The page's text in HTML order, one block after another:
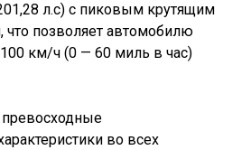
л.с) с пиковым крутящим
позволяет автомобилю
100 км/ч (0 — 60 миль в час)
превосходные
во всех